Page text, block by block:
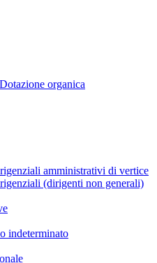
Dotazione organica
amministrativi di vertice
(dirigenti non generali)
indeterminato